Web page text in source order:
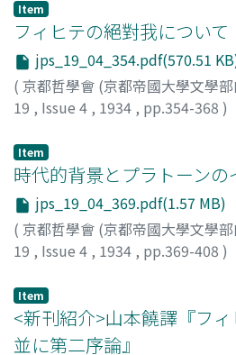
Item
フィヒテの絕對我について
jps_19_04_354.pdf(570.51
( 京都哲學會 (京都帝國大學文學
19 , Issue 4 , 1934 , pp.354-368 )
Item
時代的背景とプラトーンの
jps_19_04_369.pdf(1.57 MB)
( 京都哲學會 (京都帝國大學文學
19 , Issue 4 , 1934 , pp.369-408 )
Item
<新刊紹介>山本饒譯『フ
並に第二序論』